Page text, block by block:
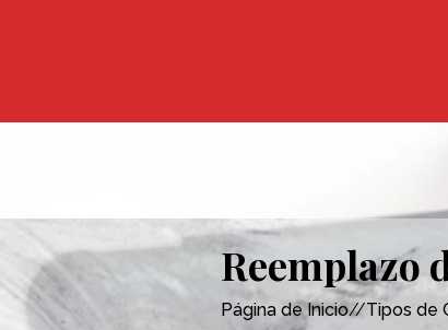
Reemplazo
Página de Inicio//Tipos de